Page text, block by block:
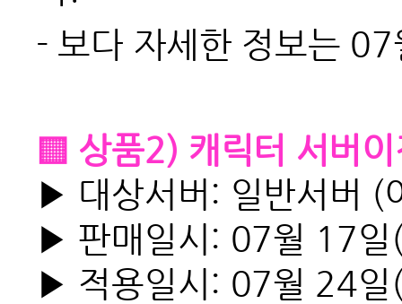
- 보다 자세한 정보는
▒ 상품2) 캐릭터 서버
▶ 대상서버: 일반서버 (
▶ 판매일시: 07월 17일
▶ 적용일시: 07월 24일